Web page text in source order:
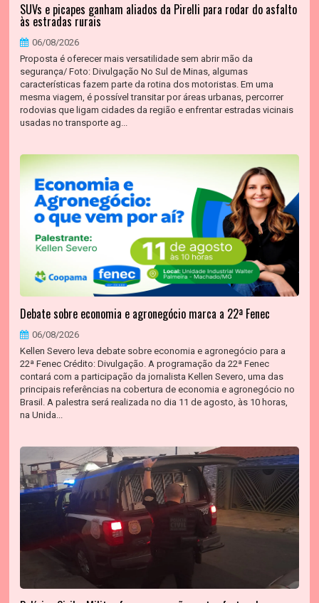
SUVs e picapes ganham aliados da Pirelli para rodar do asfalto
às estradas rurais
06/08/2026
Proposta é oferecer mais versatilidade sem abrir mão da
segurança/ Foto: Divulgação No Sul de Minas, algumas
características fazem parte da rotina dos motoristas. Em uma
mesma viagem, é possível transitar por áreas urbanas, percorrer
rodovias que ligam cidades da região e enfrentar estradas vicinais
usadas no transporte ag...
Debate sobre economia e agronegócio marca a 22ª Fenec
06/08/2026
Kellen Severo leva debate sobre economia e agronegócio para a
22ª Fenec Crédito: Divulgação. A programação da 22ª Fenec
contará com a participação da jornalista Kellen Severo, uma das
principais referências na cobertura de economia e agronegócio no
Brasil. A palestra será realizada no dia 11 de agosto, às 10 horas,
na Unida...